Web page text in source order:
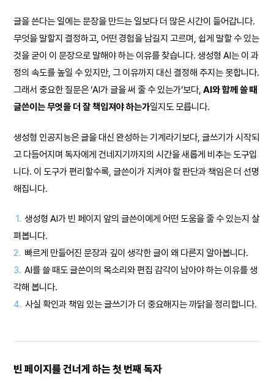
글을 쓴다는 일에는 문장을 만드는 일보다 더 많은 시간이 들어갑니다.
무엇을 말할지 결정하고, 어떤 경험을 남길지 고르며, 쉽게 말할 수 있는
것을 굳이 이 문장으로 말해야 하는 이유를 찾습니다. 생성형 AI는 이 과
정의 속도를 높일 수 있지만, 그 이유까지 대신 결정해 주지는 못합니다.
그래서 중요한 질문은 ‘AI가 글을 써 줄 수 있는가’보다,AI와 함께 쓸 때
글쓴이는 무엇을 더 잘 책임져야 하는가일지도 모릅니다.
생성형 인공지능은 글을 대신 완성하는 기계라기보다, 글쓰기가 시작되
고 다듬어지며 독자에게 건네지기까지의 시간을 새롭게 비추는 도구입
니다. 이 도구가 편리할수록, 글쓴이가 지켜야 할 판단과 책임은 더 선명
해집니다.
1. 생성형 AI가 빈 페이지 앞의 글쓴이에게 어떤 도움을 줄 수 있는지 살
펴봅니다.
2. 빠르게 만들어진 문장과 깊이 생각한 글이 왜 다른지 알아봅니다.
3. AI를 쓸 때도 글쓴이의 목소리와 편집 감각이 남아야 하는 이유를 생
각해 봅니다.
4. 사실 확인과 책임 있는 글쓰기가 더 중요해지는 까닭을 정리합니다.
빈 페이지를 건너게 하는 첫 번째 독자